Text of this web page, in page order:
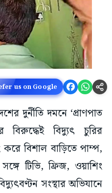
us on Google
দুর্নীতি দমনে ‘প্রাণপাত
বিদ্যুৎ চুরির
বিশাল বাড়িতে পাম্প,
টিভি, ফ্রিজ, ওয়াশিং
সংস্থার অভিযানে